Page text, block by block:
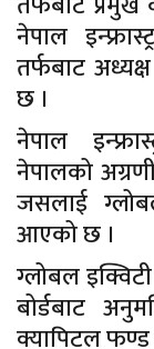
नेपाल
तर्फबाट
छ ।
नेपाल
नेपालको
जसलाई
आएको छ ।
ग्लोबल
बोर्डबाट
क्यापिटल फण्ड